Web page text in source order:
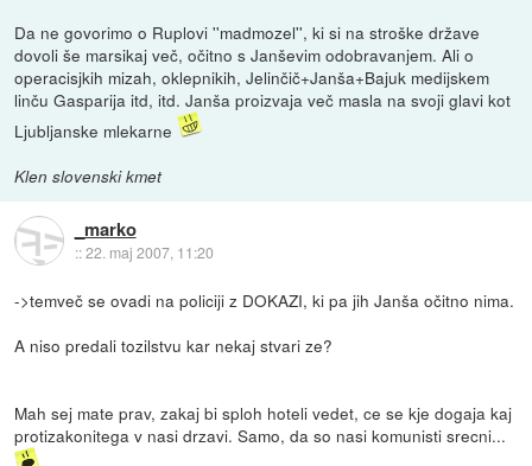
Da ne govorimo o Ruplovi ''madmozel'', ki si na stroške države
dovoli še marsikaj več, očitno s Janševim odobravanjem. Ali o
operacisjkih mizah, oklepnikih, Jelinčič+Janša+Bajuk medijskem
linču Gasparija itd, itd. Janša proizvaja več masla na svoji glavi kot
Ljubljanske mlekarne
Klen slovenski kmet
_marko
::22. maj 2007, 11:20
->temveč se ovadi na policiji z DOKAZI, ki pa jih Janša očitno nima.
A niso predali tozilstvu kar nekaj stvari ze?
Mah sej mate prav, zakaj bi sploh hoteli vedet, ce se kje dogaja kaj
protizakonitega v nasi drzavi. Samo, da so nasi komunisti srecni...